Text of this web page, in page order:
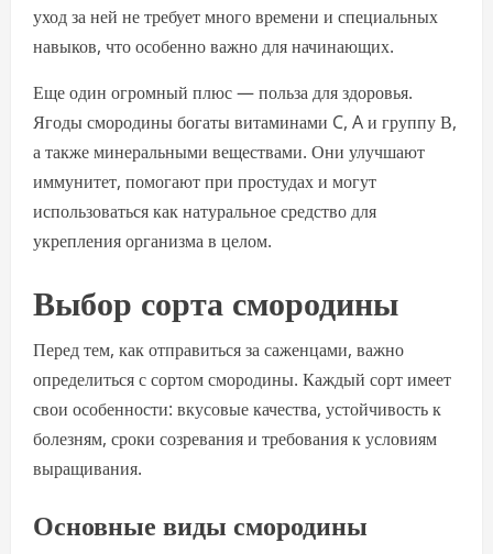
уход за ней не требует много времени и специальных
навыков, что особенно важно для начинающих.
Еще один огромный плюс — польза для здоровья.
Ягоды смородины богаты витаминами C, A и группу В,
а также минеральными веществами. Они улучшают
иммунитет, помогают при простудах и могут
использоваться как натуральное средство для
укрепления организма в целом.
Выбор сорта смородины
Перед тем, как отправиться за саженцами, важно
определиться с сортом смородины. Каждый сорт имеет
свои особенности: вкусовые качества, устойчивость к
болезням, сроки созревания и требования к условиям
выращивания.
Основные виды смородины